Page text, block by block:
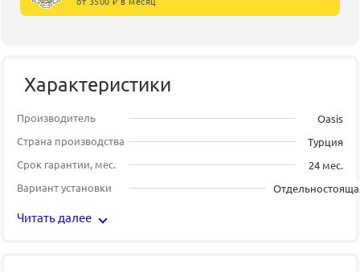
Характеристики
Производитель
Oasis
Страна производства
Турция
Срок гарантии, мес.
24 мес.
Вариант установки
Читать далее